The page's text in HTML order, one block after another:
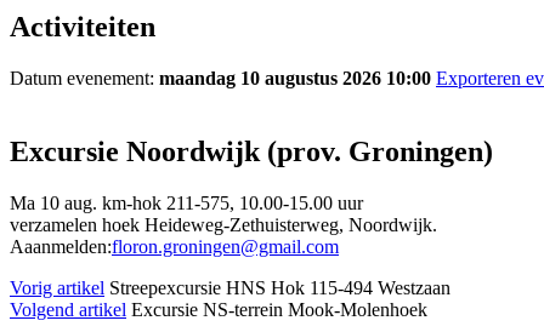
Activiteiten
Datum evenement: maandag 10 augustus 2026 10:00 Exporteren
Excursie Noordwijk (prov. Groningen)
Ma 10 aug. km-hok 211-575, 10.00-15.00 uur
verzamelen hoek Heideweg-Zethuisterweg, Noordwijk.
Aaanmelden:floron.groningen@gmail.com
Vorig artikel Streepexcursie HNS Hok 115-494 Westzaan
Volgend artikel Excursie NS-terrein Mook-Molenhoek